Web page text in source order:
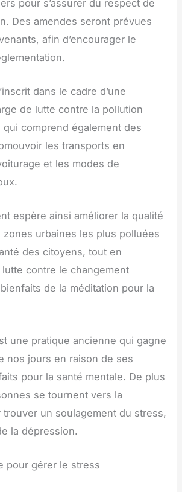
pour s’assurer du respect de
Des amendes seront prévues
afin d’encourager le
dans le cadre d’une
de lutte contre la pollution
comprend également des
les transports en
et les modes de
espère ainsi améliorer la qualité
zones urbaines les plus polluées
des citoyens, tout en
contre le changement
de la méditation pour la
une pratique ancienne qui gagne
nos jours en raison de ses
pour la santé mentale. De plus
se tournent vers la
trouver un soulagement du stress,
la dépression.
pour gérer le stress